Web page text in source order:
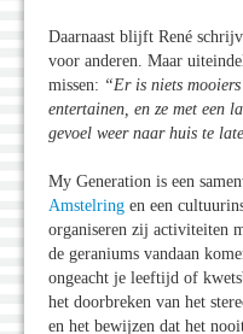
Daarnaast blijft René
voor anderen. Maar
missen: “Er is niets
entertainen, en ze met een
gevoel weer naar huis te
My Generation is een
Amstelring en een
organiseren zij activiteiten
de geraniums vandaan
ongeacht je leeftijd of
het doorbreken van het
en het bewijzen dat het